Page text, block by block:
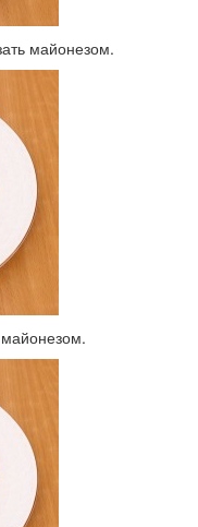
майонезом.